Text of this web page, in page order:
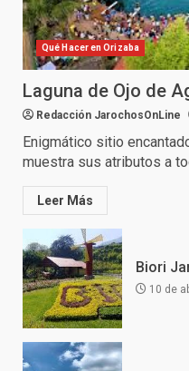
Qué Hacer en Orizaba
Laguna de Ojo de
Redacción JarochosOnLine
Enigmático sitio
muestra sus atributos a
Leer Más
Biori
10 de